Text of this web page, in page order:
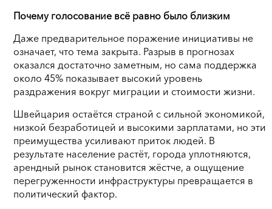
Почему голосование всё равно было близким
Даже предварительное поражение инициативы не
означает, что тема закрыта. Разрыв в прогнозах
оказался достаточно заметным, но сама поддержка
около 45% показывает высокий уровень
раздражения вокруг миграции и стоимости жизни.
Швейцария остаётся страной с сильной экономикой,
низкой безработицей и высокими зарплатами, но эти
преимущества усиливают приток людей. В
результате население растёт, города уплотняются,
арендный рынок становится жёстче, а ощущение
перегруженности инфраструктуры превращается в
политический фактор.